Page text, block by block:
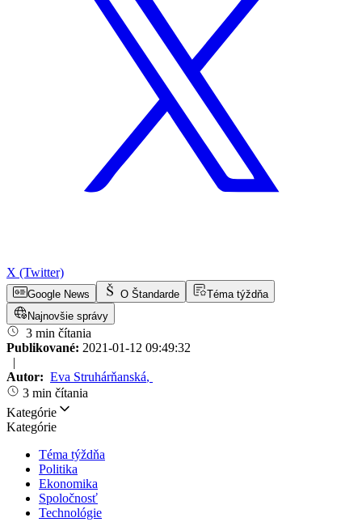
X (Twitter)
Google News O Štandarde
Téma týždňa
Najnovšie správy
3 min čítania
Publikované: 2021-01-12 09:49:32
|
Autor: Eva Struhárňanská,
3 min čítania
Kategórie
Kategórie
Téma týždňa
Politika
Ekonomika
Spoločnosť
Technológie